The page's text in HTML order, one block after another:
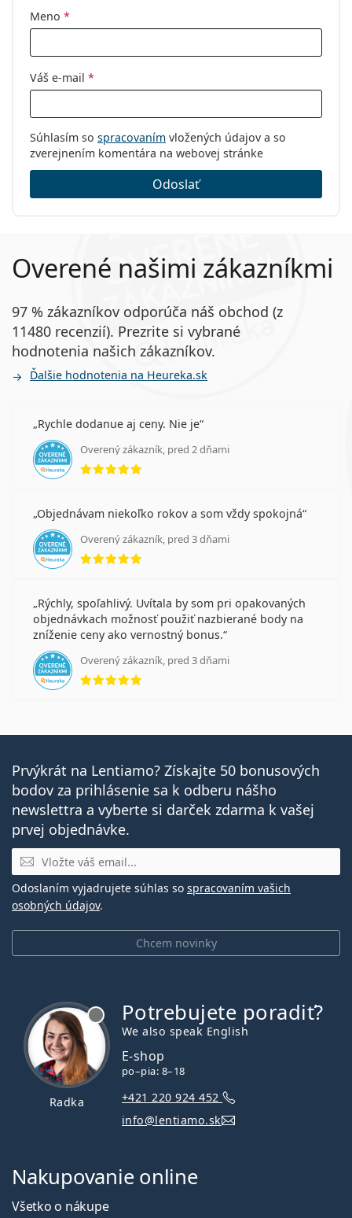
Meno *
Váš e-mail *
Súhlasím so spracovaním vložených údajov a so
zverejnením komentára na webovej stránke
Odoslať
Overené našimi zákazníkmi
97 % zákazníkov odporúča náš obchod (z
11480 recenzií). Prezrite si vybrané
hodnotenia našich zákazníkov.
Ďalšie hodnotenia na Heureka.sk
Rychle dodanue aj ceny. Nie je
Overený zákazník, pred 2 dňami
hodnotenie 5 z 5
Objednávam niekoľko rokov a som vždy spokojná
Overený zákazník, pred 3 dňami
hodnotenie 5 z 5
Rýchly, spoľahlivý. Uvítala by som pri opakovaných
objednávkach možnosť použiť nazbierané body na
zníženie ceny ako vernostný bonus.
Overený zákazník, pred 3 dňami
hodnotenie 5 z 5
Prvýkrát na Lentiamo? Získajte 50 bonusových
bodov za prihlásenie sa k odberu nášho
newslettra a vyberte si darček zdarma k vašej
prvej objednávke.
E-mail
Chcem novinky
Odoslaním vyjadrujete súhlas so spracovaním vašich
osobných údajov.
Radka
Potrebujete poradiť?
We also speak English
E-shop
po–pia: 8–18
+421 220 924 452
info@lentiamo.sk
Nakupovanie online
Všetko o nákupe